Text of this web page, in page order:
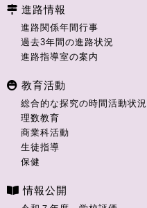
進路情報
進路関係年間行事
過去3年間の進路状況
進路指導室の案内
教育活動
総合的な探究の時間活動状況
理数教育
商業科活動
生徒指導
保健
情報公開